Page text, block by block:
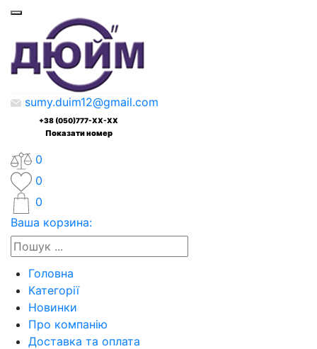
sumy.duim12@gmail.com
+38 (050)777-XX-XX
Показати номер
0
0
0
Ваша корзина:
Головна
Категорії
Новинки
Про компанію
Доставка та оплата